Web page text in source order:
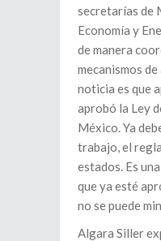
secretarías de
Economía y
de manera
mecanismos
noticia es que
aprobó la Ley
México. Ya
trabajo, el
estados. Es
que ya esté
no se puede
Algara Siller